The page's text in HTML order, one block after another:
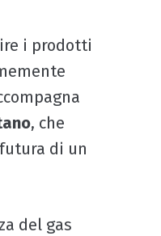
i prodotti
, che
di un
del gas